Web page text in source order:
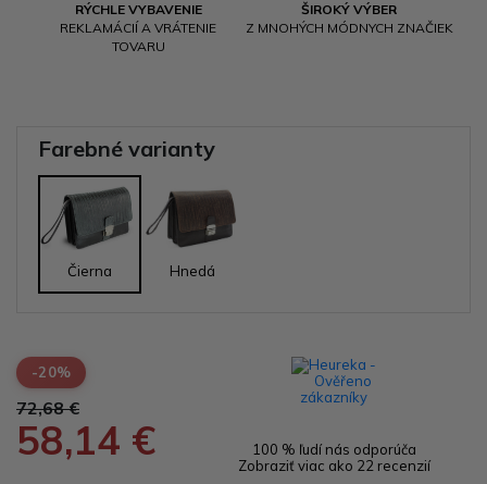
RÝCHLE VYBAVENIE
REKLAMÁCIÍ A VRÁTENIE
TOVARU
ŠIROKÝ VÝBER
Z MNOHÝCH MÓDNYCH ZNAČIEK
Farebné varianty
Čierna Hnedá
-20%
72,68 €
58,14 €
100 % ľudí nás odporúča
Zobraziť viac ako 22 recenzií